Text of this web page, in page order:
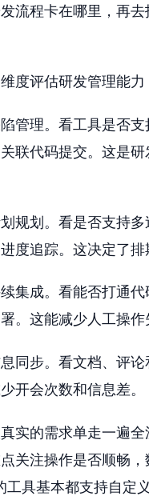
流程卡在哪里，再去
度评估研发管理能力
管理。看工具是否
联代码提交。这是研
规划。看是否支持多
度追踪。这决定了排
集成。看能否打通代
。这能减少人工操作
同步。看文档、评论
开会次数和信息差。
实的需求单走一遍全
关注操作是否顺畅
工具基本都支持自定